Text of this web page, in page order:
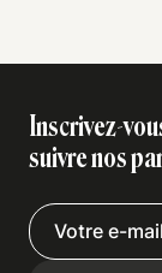
Inscrivez-
suivre nos